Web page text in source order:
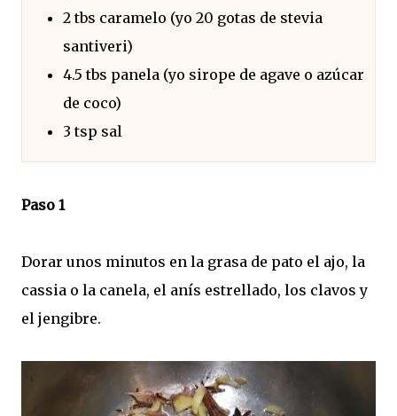
2 tbs caramelo (yo 20 gotas de stevia
santiveri)
4.5 tbs panela (yo sirope de agave o azúcar
de coco)
3 tsp sal
Paso 1
Dorar unos minutos en la grasa de pato el ajo, la
cassia o la canela, el anís estrellado, los clavos y
el jengibre.